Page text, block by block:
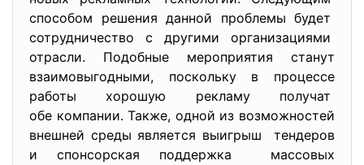
способом решения данной проблемы будет
сотрудничество с другими организациями
отрасли. Подобные мероприятия станут
взаимовыгодными, поскольку в процессе
работы хорошую рекламу получат
обе компании. Также, одной из возможностей
внешней среды является выигрыш тендеров
и спонсорская поддержка массовых